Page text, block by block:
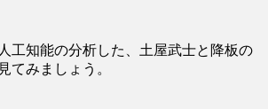
工知能の分析した、土屋武士と降板の
てみましょう。